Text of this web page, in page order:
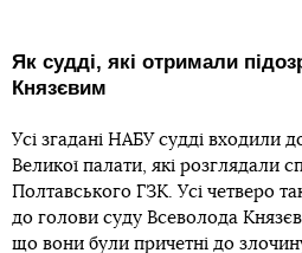
Як судді, які отримали
Князєвим
Усі згадані НАБУ судді входили
Великої палати, які розглядали
Полтавського ГЗК. Усі четверо
до голови суду Всеволода
що вони були причетні до